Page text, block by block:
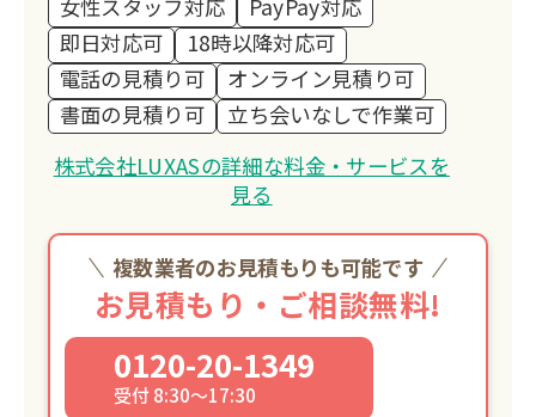
女性スタッフ対応
PayPay対応
即日対応可
18時以降対応可
電話の見積り可
オンライン見積り可
書面の見積り可
立ち会いなしで作業可
株式会社LUXASの詳細な料金・サービスを
見る
複数業者のお見積もりも可能です
お見積もり・ご相談無料!
0120-20-1349
受付 8:30～17:30